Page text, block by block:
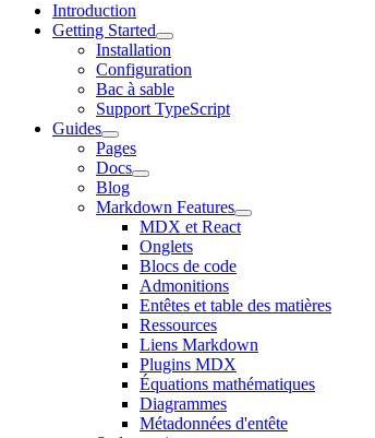
Introduction
Getting Started
Installation
Configuration
Bac à sable
Support TypeScript
Guides
Pages
Docs
Blog
Markdown Features
MDX et React
Onglets
Blocs de code
Admonitions
Entêtes et table des matières
Ressources
Liens Markdown
Plugins MDX
Équations mathématiques
Diagrammes
Métadonnées d'entête